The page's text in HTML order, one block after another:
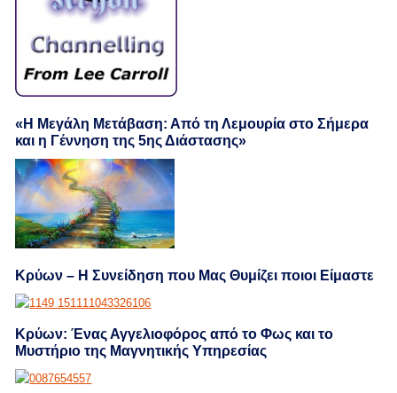
«Η Μεγάλη Μετάβαση: Από τη Λεμουρία στο Σήμερα
και η Γέννηση της 5ης Διάστασης»
Κρύων – Η Συνείδηση που Μας Θυμίζει ποιοι Είμαστε
Κρύων: Ένας Αγγελιοφόρος από το Φως και το
Μυστήριο της Μαγνητικής Υπηρεσίας